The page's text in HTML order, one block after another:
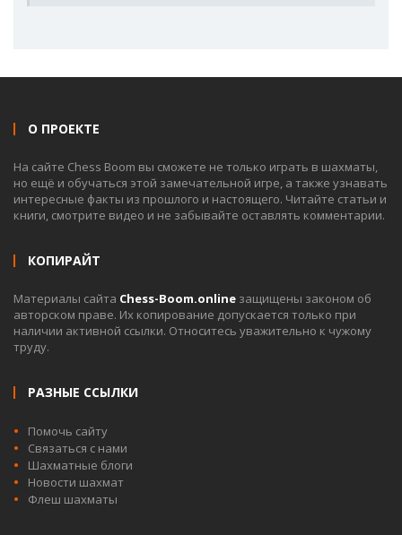
О ПРОЕКТЕ
На сайте Chess Boom вы сможете не только играть в шахматы,
но ещё и обучаться этой замечательной игре, а также узнавать
интересные факты из прошлого и настоящего. Читайте статьи и
книги, смотрите видео и не забывайте оставлять комментарии.
КОПИРАЙТ
Материалы сайта Chess-Boom.online защищены законом об
авторском праве. Их копирование допускается только при
наличии активной ссылки. Относитесь уважительно к чужому
труду.
РАЗНЫЕ ССЫЛКИ
Помочь сайту
Связаться с нами
Шахматные блоги
Новости шахмат
Флеш шахматы